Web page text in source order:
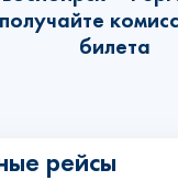
билета
рейсы